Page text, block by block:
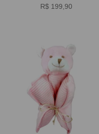
R$ 199,90